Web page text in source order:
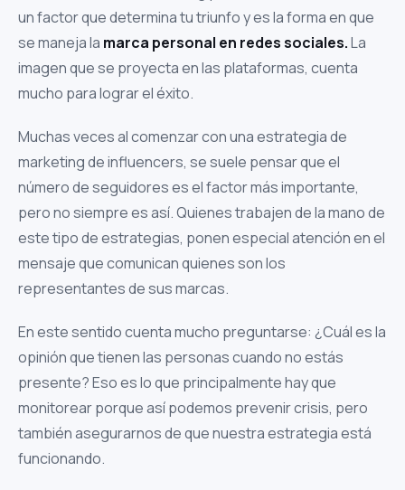
un factor que determina tu triunfo y es la forma en que
se maneja la marca personal en redes sociales.La
imagen que se proyecta en las plataformas, cuenta
mucho para lograr el éxito.
Muchas veces al comenzar con una estrategia de
marketing de influencers, se suele pensar que el
número de seguidores es el factor más importante,
pero no siempre es así. Quienes trabajen de la mano de
este tipo de estrategias, ponen especial atención en el
mensaje que comunican quienes son los
representantes de sus marcas.
En este sentido cuenta mucho preguntarse: ¿Cuál es la
opinión que tienen las personas cuando no estás
presente? Eso es lo que principalmente hay que
monitorear porque así podemos prevenir crisis, pero
también asegurarnos de que nuestra estrategia está
funcionando.